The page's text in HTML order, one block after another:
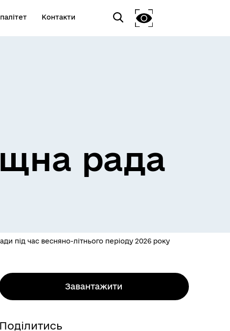
Контакти
рада
під час весняно-літнього періоду 2026 року
Завантажити
Поділитись